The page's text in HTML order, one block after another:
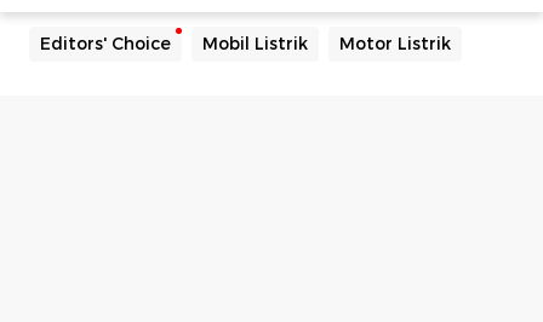
Editors' Choice Mobil Listrik Motor Listrik